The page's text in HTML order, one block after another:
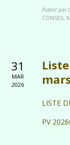
Publié par
CONSEIL
31
MAR
2026
LISTE
PV